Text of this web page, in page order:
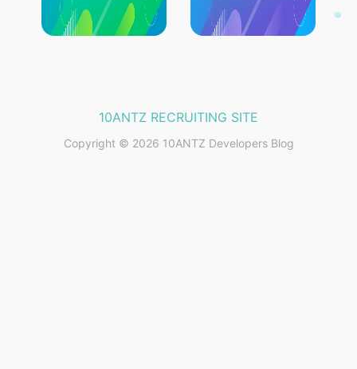
10ANTZ RECRUITING SITE
Copyright © 2026 10ANTZ Developers Blog